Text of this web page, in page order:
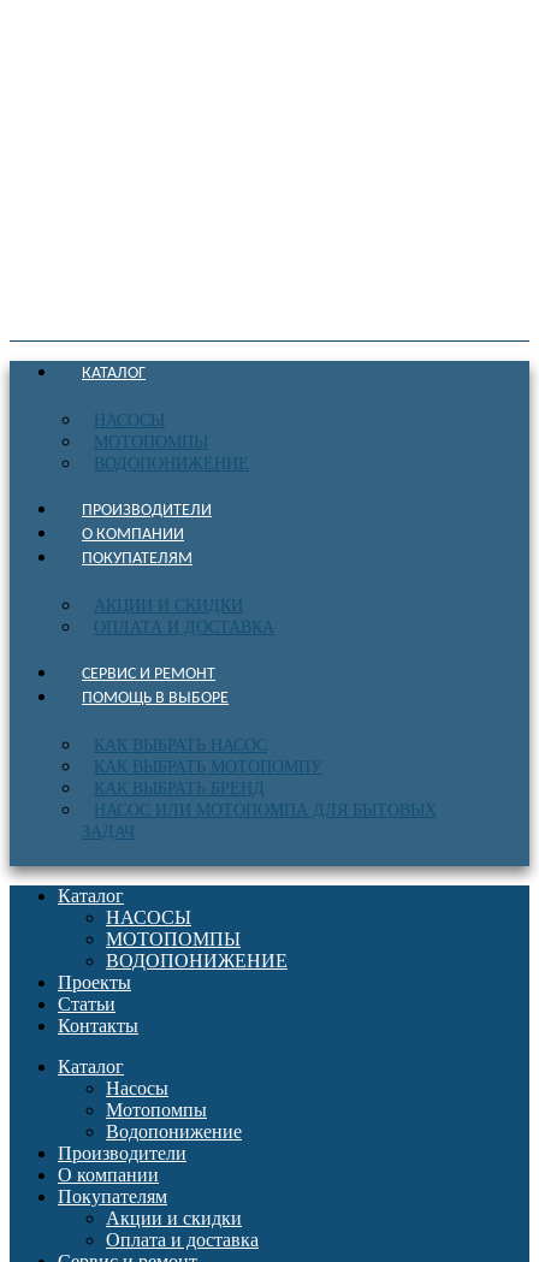
КАТАЛОГ
НАСОСЫ
МОТОПОМПЫ
ВОДОПОНИЖЕНИЕ
ПРОИЗВОДИТЕЛИ
О КОМПАНИИ
ПОКУПАТЕЛЯМ
АКЦИИ И СКИДКИ
ОПЛАТА И ДОСТАВКА
СЕРВИС И РЕМОНТ
ПОМОЩЬ В ВЫБОРЕ
КАК ВЫБРАТЬ НАСОС
КАК ВЫБРАТЬ МОТОПОМПУ
КАК ВЫБРАТЬ БРЕНД
НАСОС ИЛИ МОТОПОМПА ДЛЯ БЫТОВЫХ
ЗАДАЧ
Каталог
НАСОСЫ
МОТОПОМПЫ
ВОДОПОНИЖЕНИЕ
Проекты
Статьи
Контакты
Каталог
Насосы
Мотопомпы
Водопонижение
Производители
О компании
Покупателям
Акции и скидки
Оплата и доставка